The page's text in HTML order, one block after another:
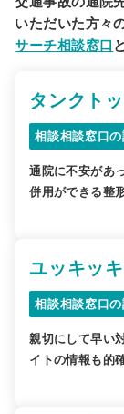
いただいた方々
サーチ相談窓口
タンクト
相談相談窓口の
通院に不安があ
併用ができる整
ユッキッ
相談相談窓口の
親切にして早い
イトの情報も的